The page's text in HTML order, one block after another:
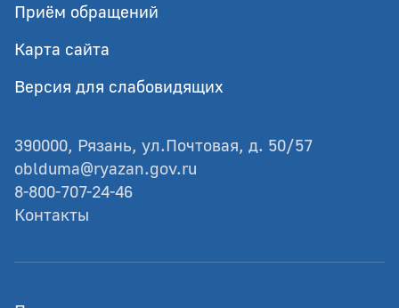
Приём обращений
Карта сайта
Версия для слабовидящих
390000, Рязань, ул.Почтовая, д. 50/57
oblduma@ryazan.gov.ru
8-800-707-24-46
Контакты